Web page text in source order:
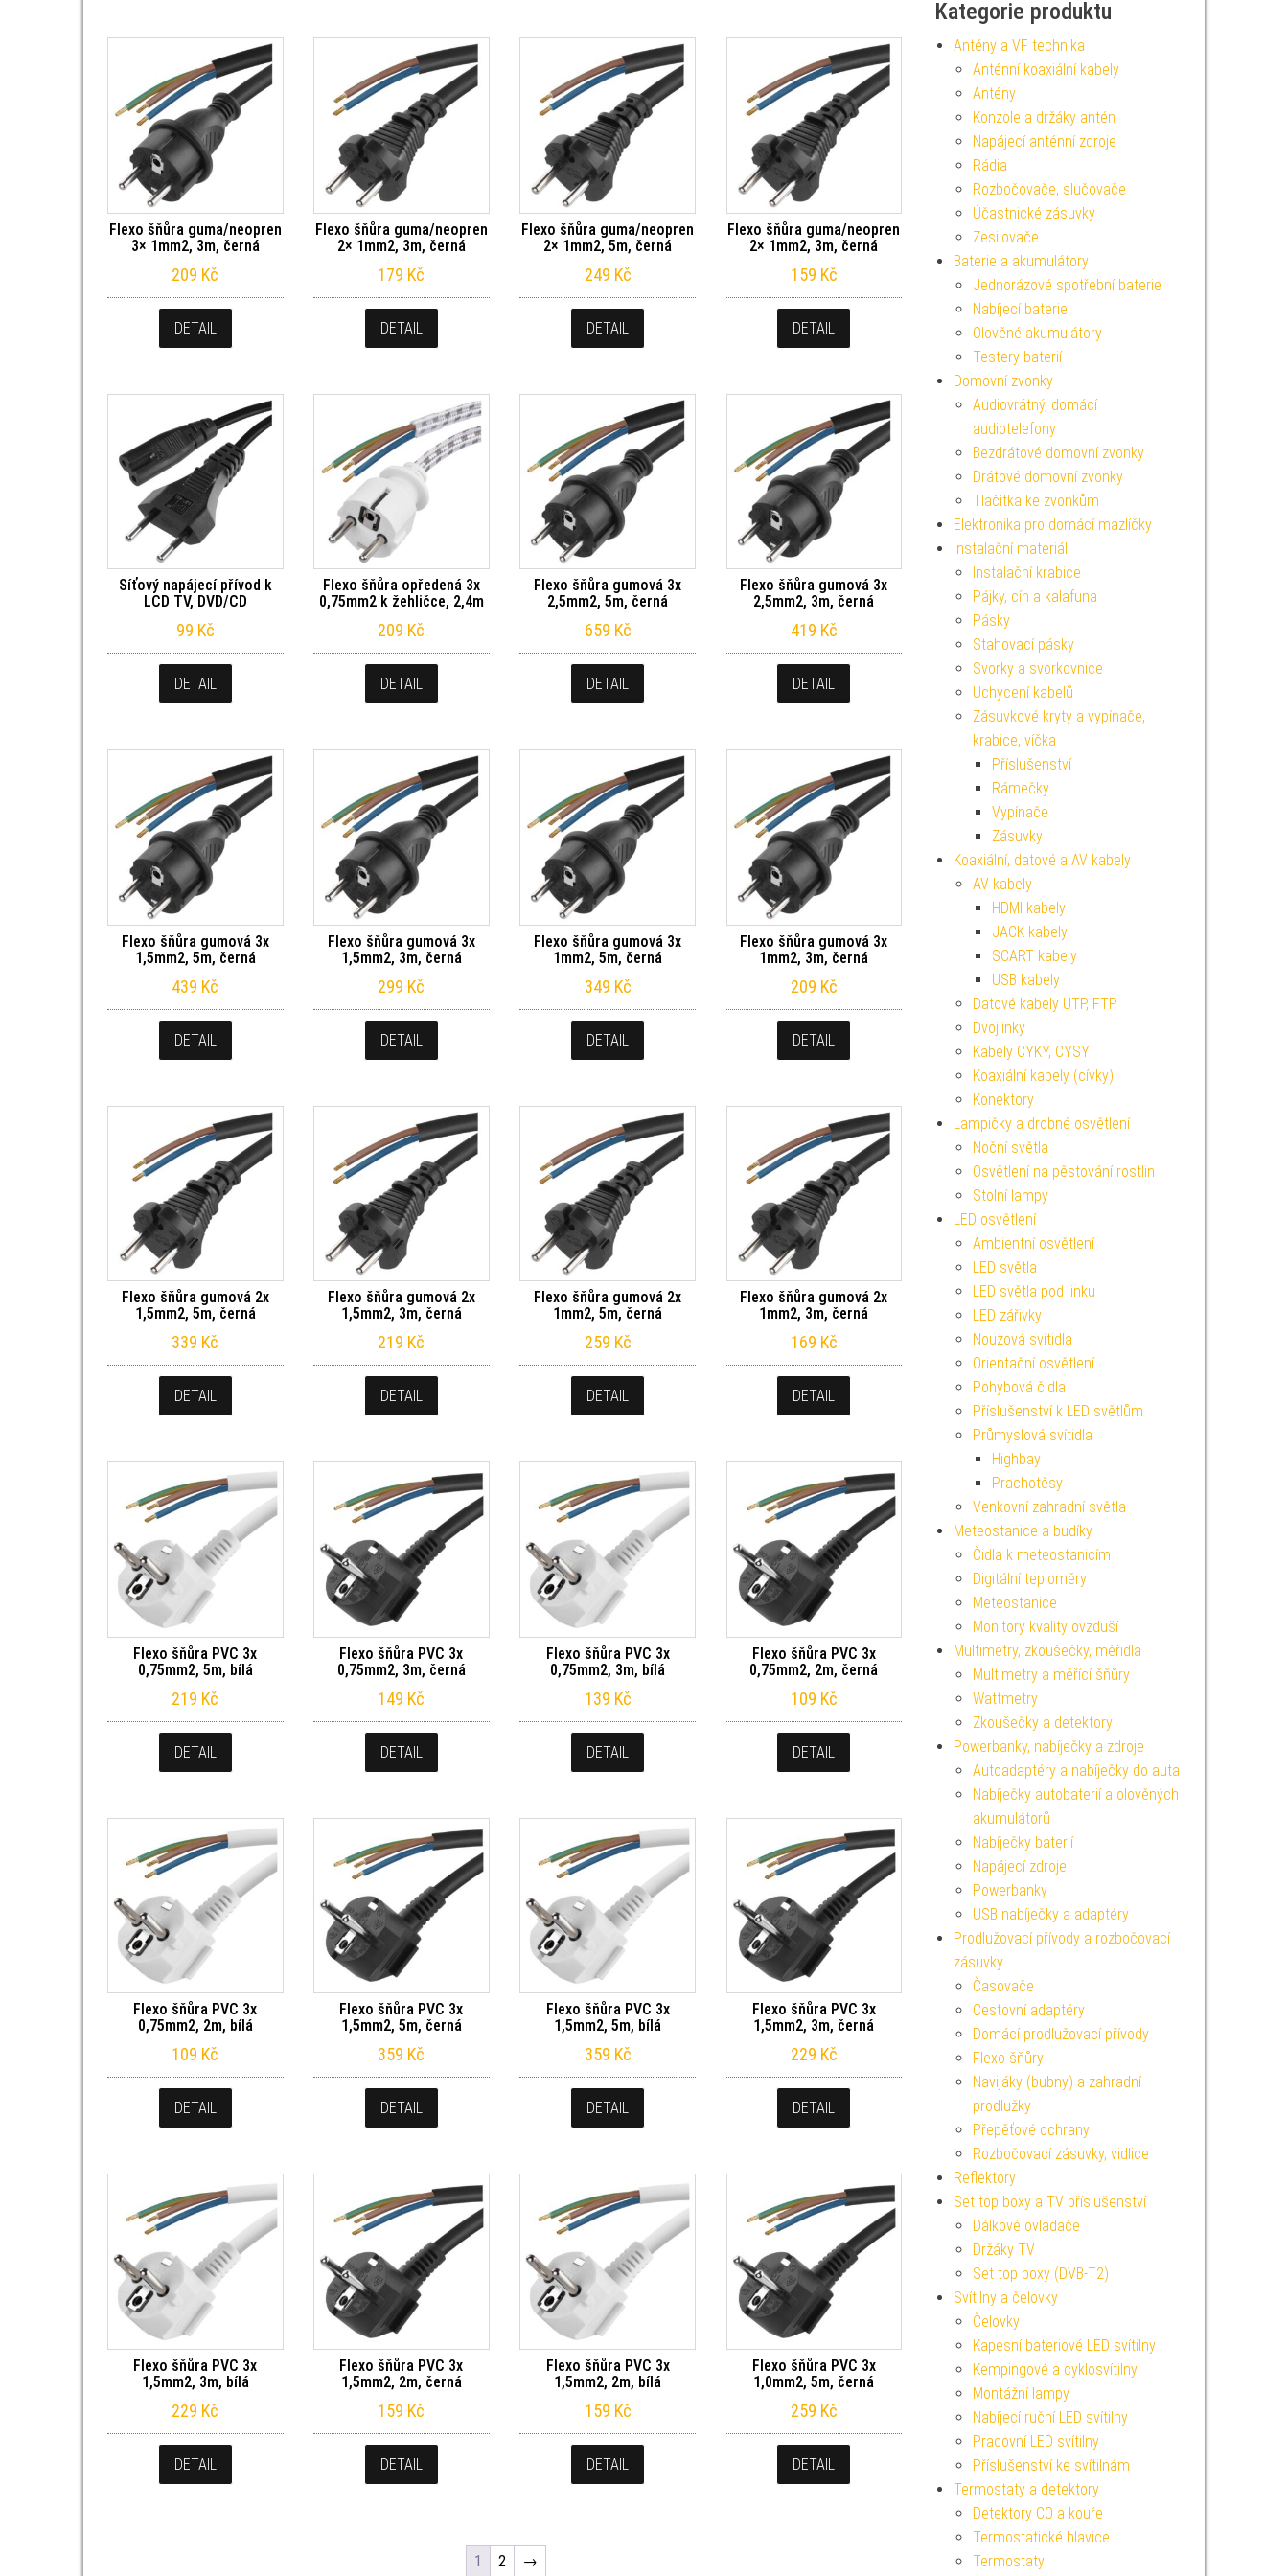
Flexo šňůra guma/neopren
3× 1mm2, 3m, černá
209 Kč
DETAIL
Flexo šňůra guma/neopren
2× 1mm2, 3m, černá
179 Kč
DETAIL
Flexo šňůra guma/neopren
2× 1mm2, 5m, černá
249 Kč
DETAIL
Flexo šňůra guma/neopren
2× 1mm2, 3m, černá
159 Kč
DETAIL
Síťový napájecí přívod k
LCD TV, DVD/CD
99 Kč
DETAIL
Flexo šňůra opředená 3x
0,75mm2 k žehličce, 2,4m
209 Kč
DETAIL
Flexo šňůra gumová 3x
2,5mm2, 5m, černá
659 Kč
DETAIL
Flexo šňůra gumová 3x
2,5mm2, 3m, černá
419 Kč
DETAIL
Flexo šňůra gumová 3x
1,5mm2, 5m, černá
439 Kč
DETAIL
Flexo šňůra gumová 3x
1,5mm2, 3m, černá
299 Kč
DETAIL
Flexo šňůra gumová 3x
1mm2, 5m, černá
349 Kč
DETAIL
Flexo šňůra gumová 3x
1mm2, 3m, černá
209 Kč
DETAIL
Flexo šňůra gumová 2x
1,5mm2, 5m, černá
339 Kč
DETAIL
Flexo šňůra gumová 2x
1,5mm2, 3m, černá
219 Kč
DETAIL
Flexo šňůra gumová 2x
1mm2, 5m, černá
259 Kč
DETAIL
Flexo šňůra gumová 2x
1mm2, 3m, černá
169 Kč
DETAIL
Flexo šňůra PVC 3x
0,75mm2, 5m, bílá
219 Kč
DETAIL
Flexo šňůra PVC 3x
0,75mm2, 3m, černá
149 Kč
DETAIL
Flexo šňůra PVC 3x
0,75mm2, 3m, bílá
139 Kč
DETAIL
Flexo šňůra PVC 3x
0,75mm2, 2m, černá
109 Kč
DETAIL
Flexo šňůra PVC 3x
0,75mm2, 2m, bílá
109 Kč
DETAIL
Flexo šňůra PVC 3x
1,5mm2, 5m, černá
359 Kč
DETAIL
Flexo šňůra PVC 3x
1,5mm2, 5m, bílá
359 Kč
DETAIL
Flexo šňůra PVC 3x
1,5mm2, 3m, černá
229 Kč
DETAIL
Flexo šňůra PVC 3x
1,5mm2, 3m, bílá
229 Kč
DETAIL
Flexo šňůra PVC 3x
1,5mm2, 2m, černá
159 Kč
DETAIL
Flexo šňůra PVC 3x
1,5mm2, 2m, bílá
159 Kč
DETAIL
Flexo šňůra PVC 3x
1,0mm2, 5m, černá
259 Kč
DETAIL
1 2 →
Kategorie produktu
Antény a VF technika
Anténní koaxiální kabely
Antény
Konzole a držáky antén
Napájecí anténní zdroje
Rádia
Rozbočovače, slučovače
Účastnické zásuvky
Zesilovače
Baterie a akumulátory
Jednorázové spotřební baterie
Nabíjecí baterie
Olověné akumulátory
Testery baterií
Domovní zvonky
Audiovrátný, domácí
audiotelefony
Bezdrátové domovní zvonky
Drátové domovní zvonky
Tlačítka ke zvonkům
Elektronika pro domácí mazlíčky
Instalační materiál
Instalační krabice
Pájky, cín a kalafuna
Pásky
Stahovací pásky
Svorky a svorkovnice
Uchycení kabelů
Zásuvkové kryty a vypínače,
krabice, víčka
Příslušenství
Rámečky
Vypínače
Zásuvky
Koaxiální, datové a AV kabely
AV kabely
HDMI kabely
JACK kabely
SCART kabely
USB kabely
Datové kabely UTP, FTP
Dvojlinky
Kabely CYKY, CYSY
Koaxiální kabely (cívky)
Konektory
Lampičky a drobné osvětlení
Noční světla
Osvětlení na pěstování rostlin
Stolní lampy
LED osvětlení
Ambientní osvětlení
LED světla
LED světla pod linku
LED zářivky
Nouzová svítidla
Orientační osvětlení
Pohybová čidla
Příslušenství k LED světlům
Průmyslová svítidla
Highbay
Prachotěsy
Venkovní zahradní světla
Meteostanice a budíky
Čidla k meteostanicím
Digitální teploměry
Meteostanice
Monitory kvality ovzduší
Multimetry, zkoušečky, měřidla
Multimetry a měřící šňůry
Wattmetry
Zkoušečky a detektory
Powerbanky, nabíječky a zdroje
Autoadaptéry a nabíječky do auta
Nabíječky autobaterií a olověných
akumulátorů
Nabíječky baterií
Napájecí zdroje
Powerbanky
USB nabíječky a adaptéry
Prodlužovací přívody a rozbočovací
zásuvky
Časovače
Cestovní adaptéry
Domácí prodlužovací přívody
Flexo šňůry
Navijáky (bubny) a zahradní
prodlužky
Přepěťové ochrany
Rozbočovací zásuvky, vidlice
Reflektory
Set top boxy a TV příslušenství
Dálkové ovladače
Držáky TV
Set top boxy (DVB-T2)
Svítilny a čelovky
Čelovky
Kapesní bateriové LED svítilny
Kempingové a cyklosvítilny
Montážní lampy
Nabíjecí ruční LED svítilny
Pracovní LED svítilny
Příslušenství ke svítilnám
Termostaty a detektory
Detektory CO a kouře
Termostatické hlavice
Termostaty